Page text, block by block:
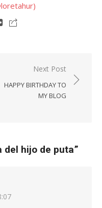
Next Post
HAPPY BIRTHDAY TO
MY BLOG
del hijo de puta”